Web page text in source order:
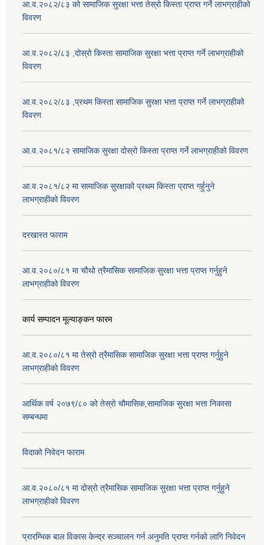
आ.व.२०८२/८३ को सामाजिक सुरक्षा भत्ता तेस्रो किस्ता प्राप्त गर्ने लाभग्राहीको
विवरण
आ.व.२०८२/८३ ,दोस्रो किस्ता सामाजिक सुरक्षा भत्ता प्राप्त गर्ने लाभग्राहीको
विवरण
आ.व.२०८२/८३ ,प्रथम किस्ता सामाजिक सुरक्षा भत्ता प्राप्त गर्ने लाभग्राहीको
विवरण
आ.व.२०८१/८२ सामाजिक सुरक्षा दोस्रो किस्ता प्राप्त गर्ने लाभग्राहीको विवरण
आ.व.२०८१/८२ मा सामाजिक सुरक्षाको प्रथम किस्ता प्राप्त गर्हुनुने
लाभग्राहीको विवरण
दरखास्त फाराम
आ.व.२०८०/८१ मा चौथो त्रैमासिक सामाजिक सुरक्षा भत्ता प्राप्त गर्नुहुने
लाभग्राहीको विवरण
कार्य सम्पादन मूल्याङ्कन फारम
आ.व.२०८०/८१ मा तेस्रो त्रैमासिक सामाजिक सुरक्षा भत्ता प्राप्त गर्नुहुने
लाभग्राहीको विवरण
आर्थिक वर्ष २०७९/८० को तेस्रो चौमासिक,सामाजिक सुरक्षा भत्ता निकासा
सम्बन्धमा
विदाको निवेदन फाराम
आ.व.२०८०/८१ मा दोस्रो त्रैमासिक सामाजिक सुरक्षा भत्ता प्राप्त गर्नुहुने
लाभग्राहीको विवरण
प्रारम्भिक बाल विकास केन्द्र सञ्चालन गर्न अनुमति प्राप्त गर्नको लागि निवेदन